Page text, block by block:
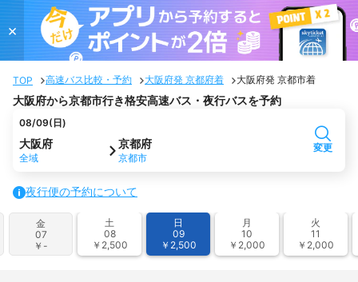
×
TOP 高速バス比較・予約 大阪府発 京都府着 大阪府発 京都市着
大阪府から京都市行き格安高速バス・夜行バスを予約
08/09(日)
大阪府
全域
京都府
京都市
変更
夜行便の予約について
金
07
￥-
土
08
￥2,500
日
09
￥2,500
月
10
￥2,000
火
11
￥2,000